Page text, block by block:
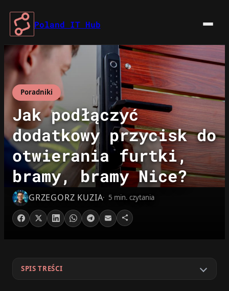
Przejdź
treści
Poland IT Hub
Poradniki
Jak podłączyć
dodatkowy przycisk do
otwierania furtki,
bramy, bramy Nice?
GRZEGORZ KUZIA 5 min. czytania
SPIS TREŚCI